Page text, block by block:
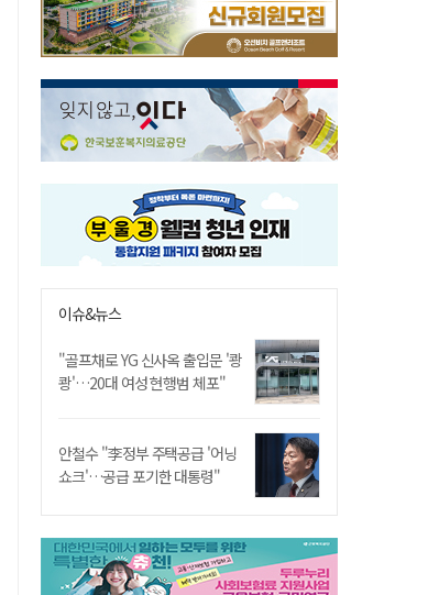
이슈&뉴스
"골프채로 YG 신사옥 출입문 '쾅
쾅'…20대 여성 현행범 체포"
안철수 "李정부 주택공급 '어닝
쇼크'…공급 포기한 대통령"